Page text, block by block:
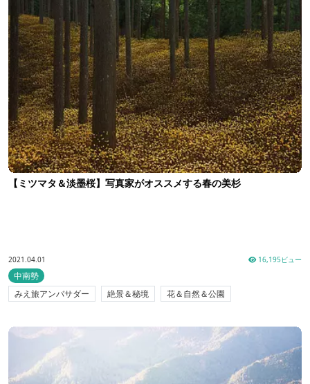
【ミツマタ＆淡墨桜】写真家がオススメする春の美杉
2021.04.01 16,195ビュー
中南勢
みえ旅アンバサダー
絶景＆秘境 花＆自然＆公園